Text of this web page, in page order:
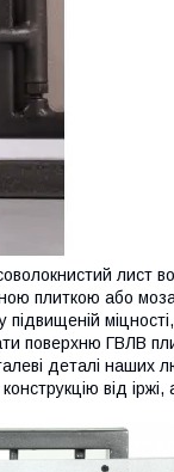
лист
плиткою або
міцності,
поверхню ГВЛВ
деталі наших
від